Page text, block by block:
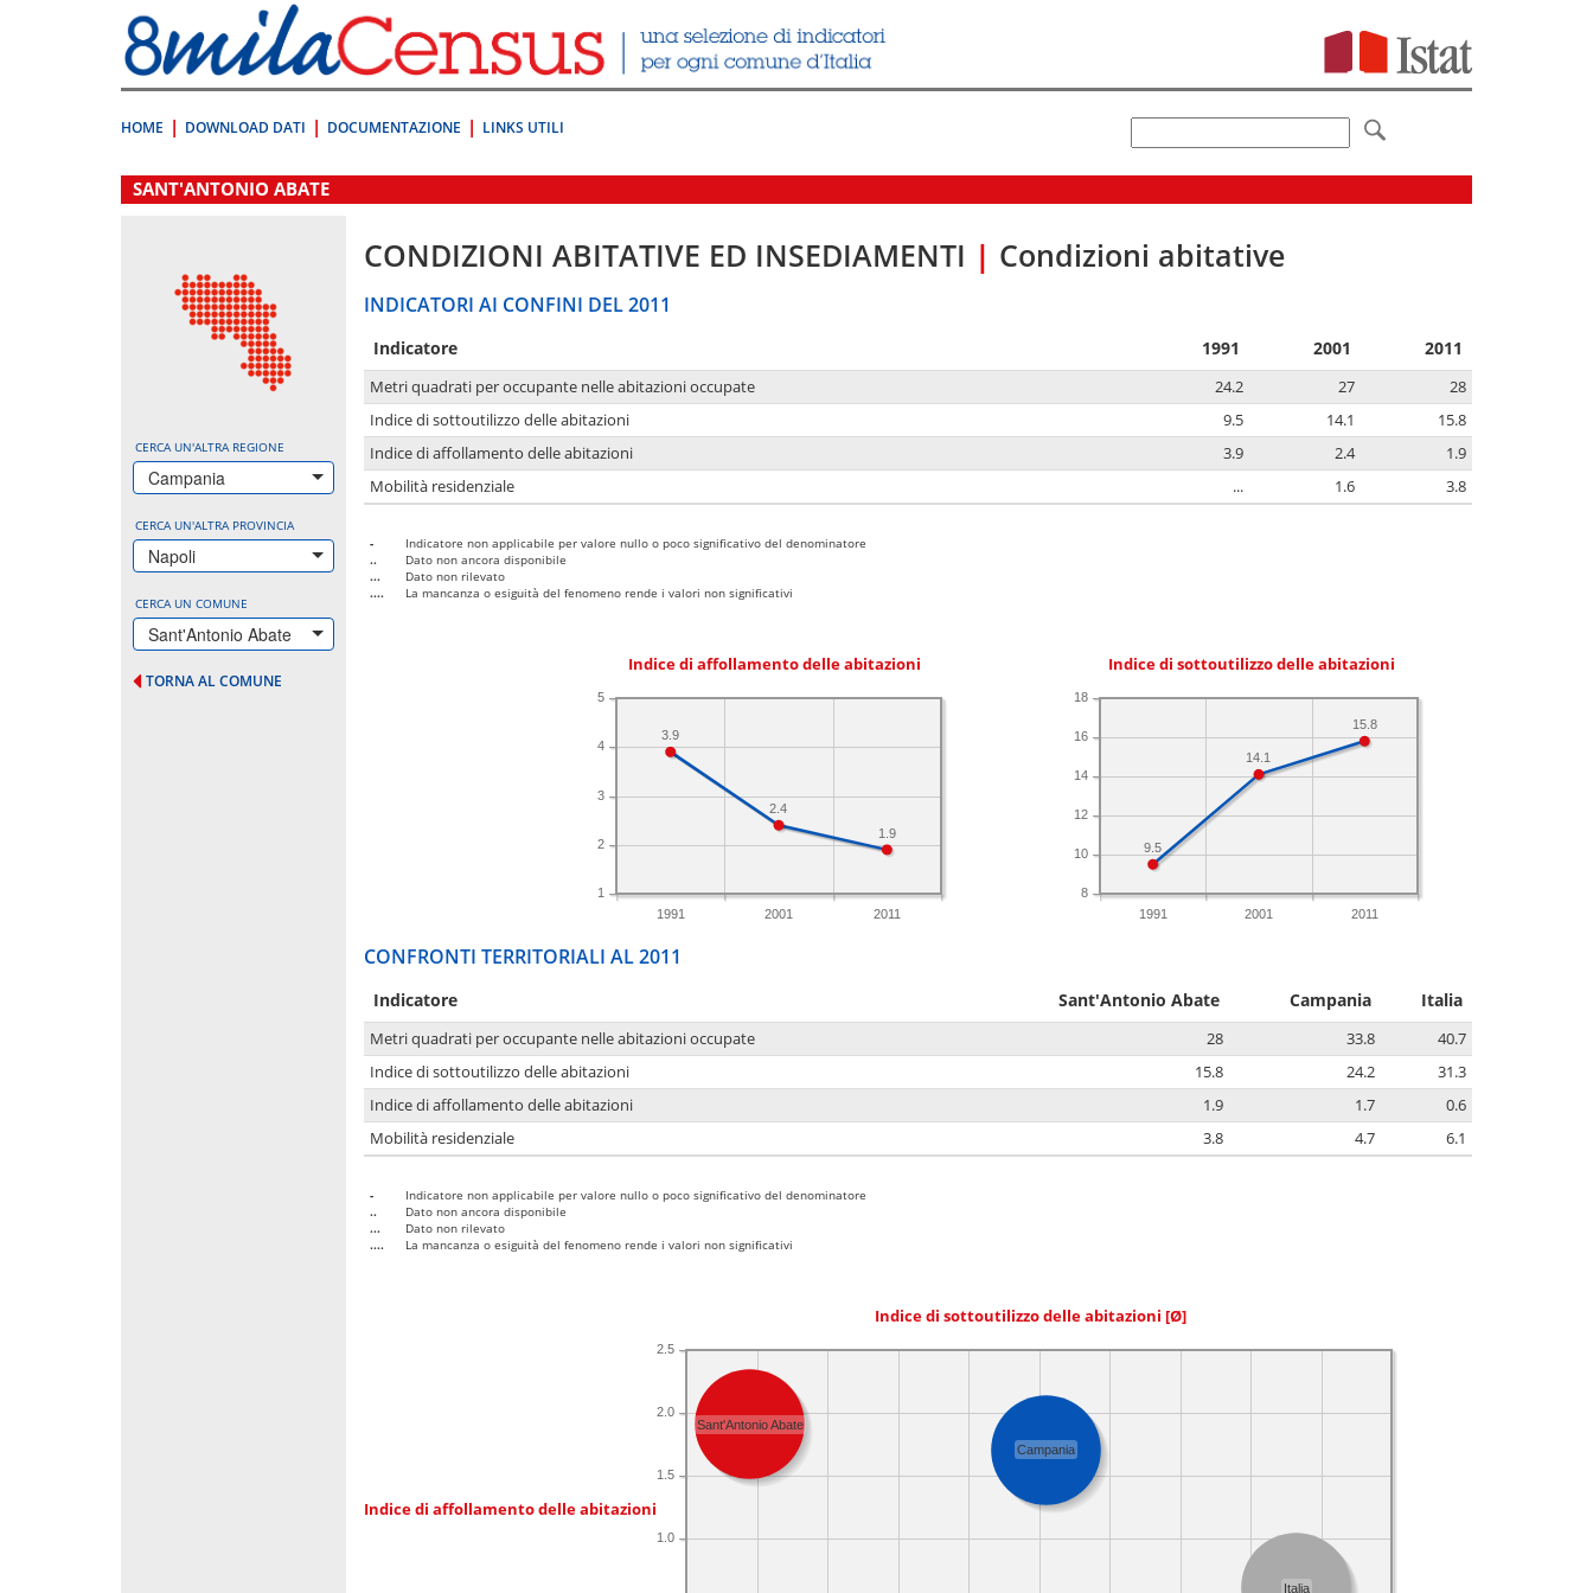
direttamente
a:
Contenuto
HOME DOWNLOAD DATI DOCUMENTAZIONE LINKS UTILI
.
SANT'ANTONIO ABATE
CERCA UN'ALTRA REGIONE
Campania
CERCA UN'ALTRA PROVINCIA
Napoli
CERCA UN COMUNE
Sant'Antonio Abate
TORNA AL COMUNE
CONDIZIONI ABITATIVE ED INSEDIAMENTI | Condizioni abitative
INDICATORI AI CONFINI DEL 2011
Indicatore 1991 2001 2011
Metri quadrati per occupante nelle abitazioni occupate 24.2 27
28
Indice di sottoutilizzo delle abitazioni
9.5 14.1
15.8
Indice di affollamento delle abitazioni
3.9 2.4
1.9
Mobilità residenziale
... 1.6 3.8
-
Indicatore non applicabile per valore nullo o poco significativo del denominatore
..
Dato non ancora disponibile
...
Dato non rilevato
....
La mancanza o esiguità del fenomeno rende i valori non significativi
Indice di affollamento delle abitazioni
1991 2001 2011
1
2
3
4
5
1.9
2.4
3.9
Indice di sottoutilizzo delle abitazioni
1991 2001 2011
8
10
12
14
16
18
15.8
14.1
9.5
CONFRONTI TERRITORIALI AL 2011
Indicatore Sant'Antonio Abate Campania Italia
Metri quadrati per occupante nelle abitazioni occupate 28 33.8
40.7
Indice di sottoutilizzo delle abitazioni
15.8 24.2
31.3
Indice di affollamento delle abitazioni
1.9 1.7
0.6
Mobilità residenziale
3.8 4.7 6.1
-
Indicatore non applicabile per valore nullo o poco significativo del denominatore
..
Dato non ancora disponibile
...
Dato non rilevato
....
La mancanza o esiguità del fenomeno rende i valori non significativi
Indice di sottoutilizzo delle abitazioni [Ø]
Indice di affollamento delle abitazioni
1.0
1.5
2.0
2.5
Sant'Antonio Abate
Campania
Italia